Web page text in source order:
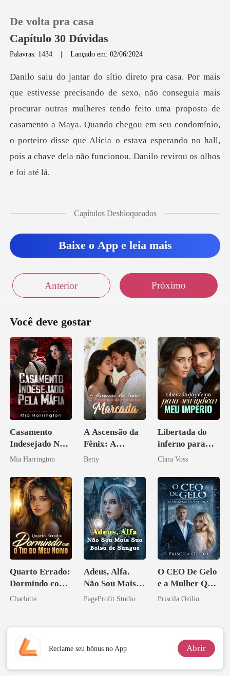
0
De volta pra casa
Capítulo 30 Dúvidas
Palavras: 1434 |Lançado em: 02/06/2024
curar outras mulheres tendo feito uma proposta de
casamento a Maya. Quando chegou em seu condomínio,
o porteiro d
Capítulos Desbloqueados
Baixe o App e leia mais
Anterior Próximo
Você deve gostar
Casamento
Indesejado Na
Máfia
Mia Harrington
A Ascensão da
Fênix: A
Vingança da
Marcada
Betty
Libertada do
inferno para
reivindicar meu
Clara Voss
Quarto Errado:
Dormindo com
o Tio do Meu
Charlotte
Adeus, Alfa.
Não Sou Mais
Sua Bolsa de
PageProfit Studio
O CEO De Gelo
e a Mulher Que
Ele Jurou Odiar
Priscila Ozilio
Reclame seu bônus no App Abrir